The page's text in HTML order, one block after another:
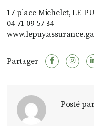
17 place Michelet, LE
04 71 09 57 84
Partager
Posté par